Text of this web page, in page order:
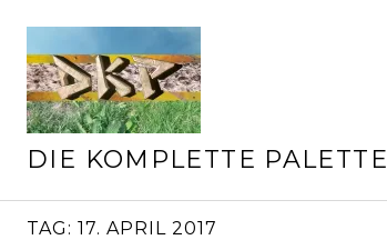
Inhalt
DIE KOMPLETTE PALETTE
TAG: 17. APRIL 2017